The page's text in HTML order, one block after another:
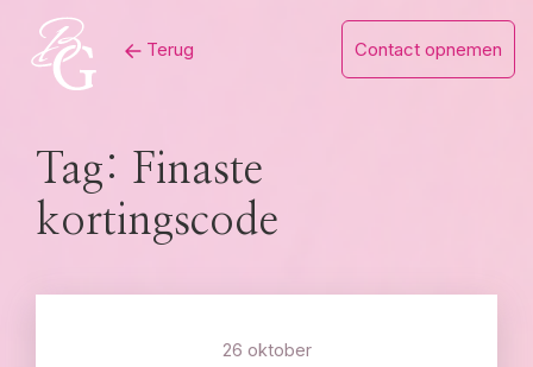
content
Terug Contact opnemen
Tag: Finaste
kortingscode
26 oktober